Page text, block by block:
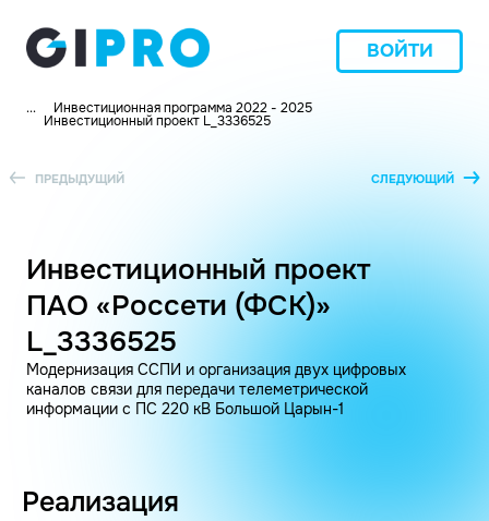
ВОЙТИ
... Инвестиционная программа 2022 - 2025
Инвестиционный проект L_3336525
ПРЕДЫДУЩИЙ СЛЕДУЮЩИЙ
Инвестиционный проект
ПАО «Россети (ФСК)»
L_3336525
Модернизация ССПИ и организация двух цифровых
каналов связи для передачи телеметрической
информации с ПС 220 кВ Большой Царын-1
Реализация